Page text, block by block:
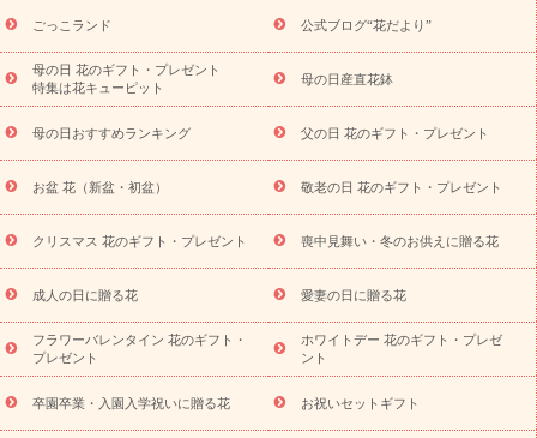
ら探す
お祝いの花特集 当日配達特急便 お祝い商品一覧
念日
結婚祝い 出産祝い 退院祝い・快気祝い
寿祝い
プチギフト ペットのお祝いフラワー
供え・お悔やみ商品一覧
お供え・お悔やみの花
四十九日法要以
降に贈る花
通夜・葬儀に贈る花
お供え お花とセットギフト
お供え プリザーブドフラワー
ペットのお供えフラワー
お盆（新
盆・初盆）
その他 お祝い返し お見舞い
お取り寄せギフト
ビジネス用
ご自宅用 観葉植物 ミディ胡蝶蘭
プリザーブ
ドフラワー
スタイルから探す アレンジメント 花束
スタ
ンド花
お祝い お供え・お悔やみ 胡蝶蘭 胡蝶蘭・花鉢
ディ胡蝶蘭・お祝い
ミディ胡蝶蘭・お供え
世界初の青色胡蝶蘭
観葉植物
観葉植物 産直多肉植物
プリザーブドフラワー
お祝い
お供え・お悔やみ 花とセットギフト
セミオーダー
プチギフト（hanamore -ハナモア-）
花とみどりのeギフト
キューピットのeGfit
カラー ピンク イエローオレンジ
レッ
ごっこランド 公式ブログ“花だより”
母の日 花のギフト・プレゼント
特集は花キューピット
母の日産直花鉢
母の日おすすめランキング 父の日 花のギフト・プレゼント
お盆 花（新盆・初盆） 敬老の日 花のギフト・プレゼント
クリスマス 花のギフト・プレゼント 喪中見舞い・冬のお供えに贈る花
成人の日に贈る花 愛妻の日に贈る花
フラワーバレンタイン 花のギフト・
プレゼント
ホワイトデー 花のギフト・プレゼ
ント
卒園卒業・入園入学祝いに贈る花 お祝いセットギフト